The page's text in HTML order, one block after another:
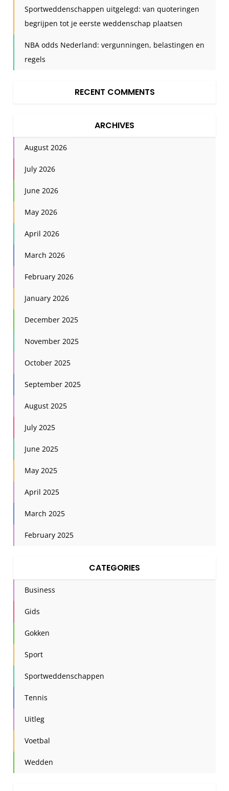
Sportweddenschappen uitgelegd: van quoteringen
begrijpen tot je eerste weddenschap plaatsen
NBA odds Nederland: vergunningen, belastingen en
regels
RECENT COMMENTS
ARCHIVES
August 2026
July 2026
June 2026
May 2026
April 2026
March 2026
February 2026
January 2026
December 2025
November 2025
October 2025
September 2025
August 2025
July 2025
June 2025
May 2025
April 2025
March 2025
February 2025
CATEGORIES
Business
Gids
Gokken
Sport
Sportweddenschappen
Tennis
Uitleg
Voetbal
Wedden